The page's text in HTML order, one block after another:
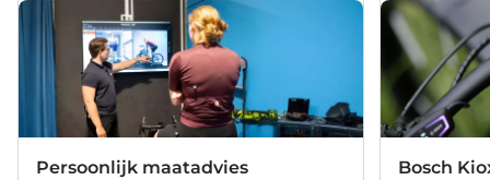
Persoonlijk maatadvies Bosch